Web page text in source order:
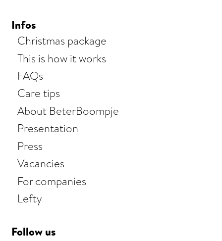
Infos
Christmas package
This is how it works
FAQs
Care tips
About BeterBoompje
Presentation
Press
Vacancies
For companies
Lefty
Follow us